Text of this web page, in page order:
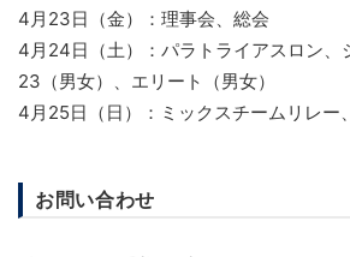
4月23日（金）：理事会、総会
4月24日（土）：パラトライアスロン、
23（男女）、エリート（男女）
4月25日（日）：ミックスチームリレー
お問い合わせ